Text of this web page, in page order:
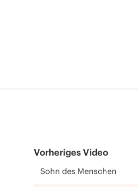
Vorheriges Video
Sohn des Menschen